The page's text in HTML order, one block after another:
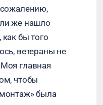
же нашло
бы того
ветераны не
главная
чтобы
была